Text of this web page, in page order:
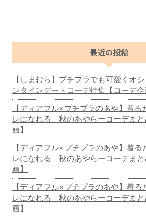
最近の投稿
【しまむら】プチプラでも可愛くオ
ンタインデートコーデ特集【コーデ企
【ディアフル×プチプラのあや】着る
レになれる！秋のあやらーコーデま
画】
【ディアフル×プチプラのあや】着る
レになれる！秋のあやらーコーデま
画】
【ディアフル×プチプラのあや】着る
レになれる！秋のあやらーコーデま
画】